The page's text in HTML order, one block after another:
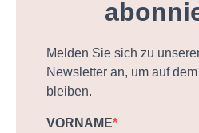
Melden Sie sich zu
Newsletter an, um auf
bleiben.
VORNAME